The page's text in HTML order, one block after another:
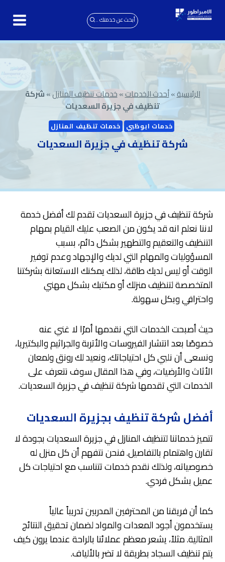
التجاوز
أبحث عن خدمتك ..
الرئيسية»أحدث الخدمات»خدمات تنظيف المنازل»شركة
تنظيف في جزيرة السعديات
خدمات ابوظبي خدمات تنظيف المنازل
شركة تنظيف في جزيرة السعديات
شركة تنظيف في جزيرة السعديات تقدم لك أفضل خدمة
لاننا نعلم انه قد يكون من الصعب عليك القيام بمهام
التنظيف والتعقيم والتطهير بشكل دائم، بسبب
المسؤوليات والمهام التي لديك والإجهاد وعدم توفير
الوقت أو ليس لديك طاقة، لذلك يمكنك الاستعانة بشركتنا
المتخصصة لتنظيف منزلك أو مكتبك بشكل مهني
واحترافي وبكل سهولة.
حيث أصبحت الخدمات التي نقدمها أمرًا لا غني عنه
خصوصًا بعد انتشار الفيروسات والأتربة والجراثيم والبكتيريا،
ونسعى أن نلبي كل احتياجاتك، ونعيد لك رونق ولمعان
الأثاث والأرضيات، وفي هذا المقال سوف نتعرف على
الخدمات التي تقدمها شركة تنظيف في جزيرة السعديات.
أفضل شركة تنظيف بجزيرة السعديات
تتميز خدماتنا لتنظيف المنازل في جزيرة السعديات بجودة لا
تقارن واهتمام بالتفاصيل. فنحن نتفهم أن كل منزل له
خصوصياته، ولذلك نقدم خدمات تتناسب مع احتياجات كل
عميل بشكل فردي.
كما أن فريقنا من المحترفين المدربين تدريباً عالياً
يستخدمون أجود المعدات والمواد لضمان تحقيق النتائج
المثالية. مثلاً، يشعر معظم عملائنا بالراحة عندما يرون كيف
يتم تنظيف السجاد بطريقة لا تضر بالألياف.